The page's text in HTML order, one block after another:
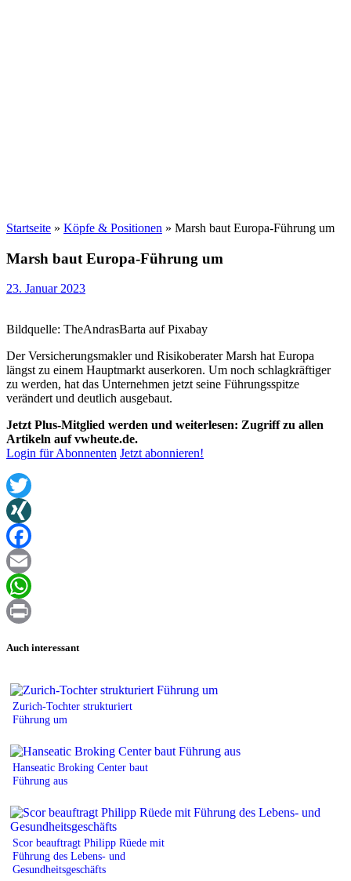
Startseite » Köpfe & Positionen » Marsh baut Europa-Führung um
Marsh baut Europa-Führung um
23. Januar 2023
Bildquelle: TheAndrasBarta auf Pixabay
Der Versicherungsmakler und Risikoberater Marsh hat Europa
längst zu einem Hauptmarkt auserkoren. Um noch schlagkräftiger
zu werden, hat das Unternehmen jetzt seine Führungsspitze
verändert und deutlich ausgebaut.
Jetzt Plus-Mitglied werden und weiterlesen: Zugriff zu allen
Artikeln auf vwheute.de.
Login für Abonnenten Jetzt abonnieren!
Twitter
XING
Facebook
Email
WhatsApp
Auch interessant
Zurich-Tochter strukturiert
Führung um
Hanseatic Broking Center baut
Führung aus
Scor beauftragt Philipp Rüede mit
Führung des Lebens- und
Gesundheitsgeschäfts